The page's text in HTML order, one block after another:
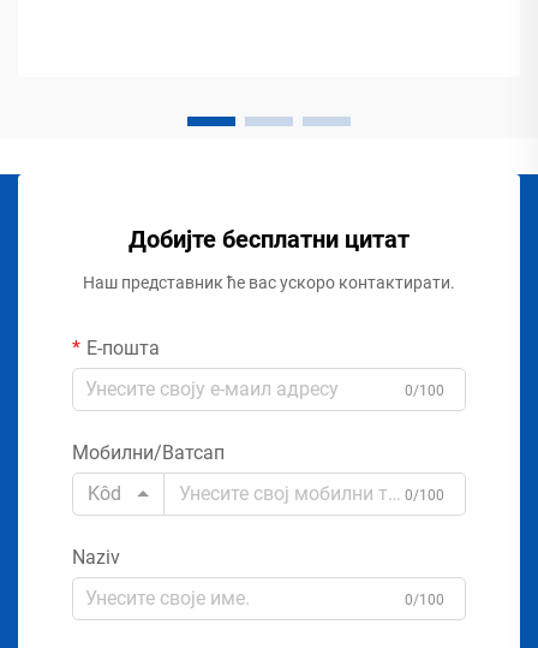
Добијте бесплатни цитат
Наш представник ће вас ускоро контактирати.
Е-пошта
0/100
Мобилни/Ватсап
Kôd
0/100
Naziv
0/100